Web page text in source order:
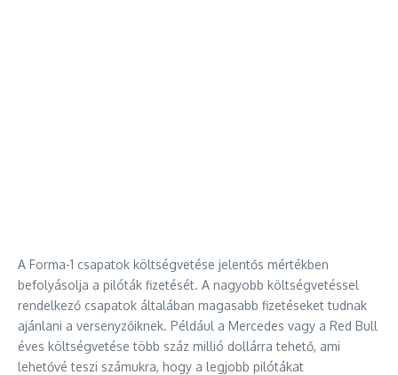
A Forma-1 csapatok költségvetése jelentős mértékben
befolyásolja a pilóták fizetését. A nagyobb költségvetéssel
rendelkező csapatok általában magasabb fizetéseket tudnak
ajánlani a versenyzőiknek. Például a Mercedes vagy a Red Bull
éves költségvetése több száz millió dollárra tehető, ami
lehetővé teszi számukra, hogy a legjobb pilótákat